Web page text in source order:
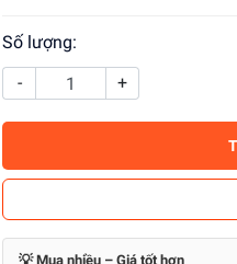
Số lượng:
-
+
💡 Mua nhiều – Giá tốt hơn